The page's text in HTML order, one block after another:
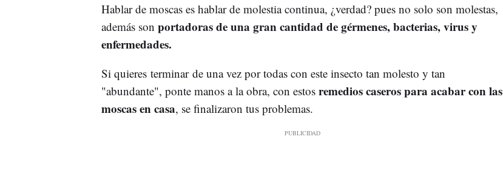
Hablar de moscas es hablar de molestia continua, ¿verdad? pues no solo son molestas,
además son portadoras de una gran cantidad de gérmenes, bacterias, virus y
enfermedades.
Si quieres terminar de una vez por todas con este insecto tan molesto y tan
"abundante", ponte manos a la obra, con estos remedios caseros para acabar con las
moscas en casa, se finalizaron tus problemas.